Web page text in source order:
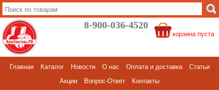
корзина пуста
8-900-036-4520
Главная Каталог Новости О нас Оплата и доставка
Статьи
Акции
Вопрос-Ответ Контакты